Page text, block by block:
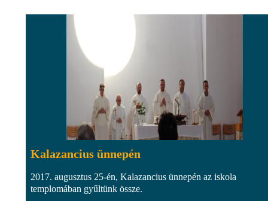
Kalazancius ünnepén
2017. augusztus 25-én, Kalazancius ünnepén az iskola
templomában gyűltünk össze.